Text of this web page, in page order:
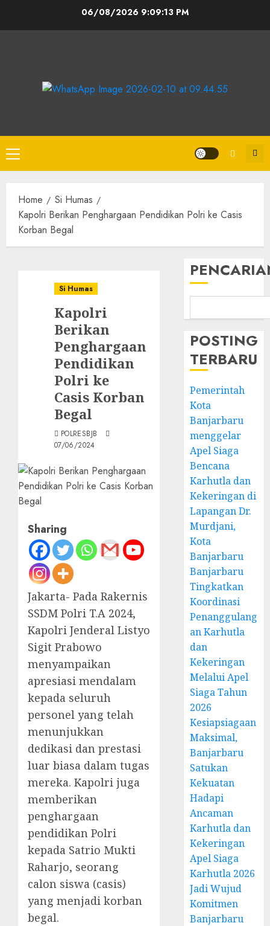
06/08/2026 9:09:13 PM
Home
Si Humas
Kapolri Berikan Penghargaan Pendidikan Polri ke Casis
Korban Begal
Si Humas
Kapolri
Berikan
Penghargaan
Pendidikan
Polri ke
Casis Korban
Begal
POLRESBJB
07/06/2024
Sharing
Jakarta- Pada Rakernis
SSDM Polri T.A 2024,
Kapolri Jenderal Listyo
Sigit Prabowo
menyampaikan
apresiasi mendalam
kepada seluruh
personel yang telah
menunjukkan
dedikasi dan prestasi
luar biasa dalam tugas
mereka. Kapolri juga
memberikan
penghargaan
pendidikan Polri
kepada Satrio Mukti
Raharjo, seorang
calon siswa (casis)
yang menjadi korban
begal.
POSTING
TERBARU
Pemerintah
Kota
Banjarbaru
menggelar
Apel Siaga
Bencana
Karhutla dan
Kekeringan di
Lapangan Dr.
Murdjani,
Kota
Banjarbaru
Banjarbaru
Tingkatkan
Koordinasi
Penanggulang
an Karhutla
dan
Kekeringan
Melalui Apel
Siaga Tahun
2026
Kesiapsiagaan
Maksimal,
Banjarbaru
Satukan
Kekuatan
Hadapi
Ancaman
Karhutla dan
Kekeringan
Apel Siaga
Karhutla 2026
Jadi Wujud
Komitmen
Banjarbaru